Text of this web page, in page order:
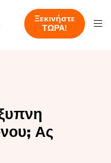
Ξεκινήστε
ΤΩΡΑ!
Ας